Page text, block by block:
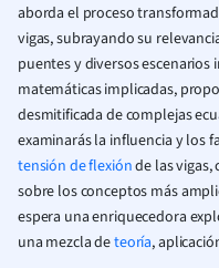
aborda el proceso
vigas, subrayando su
puentes y diversos escenarios
matemáticas implicadas,
desmitificada de complejas
examinarás la influencia y los
tensión de flexiónde las
sobre los conceptos más
espera una enriquecedora
una mezcla deteoría,